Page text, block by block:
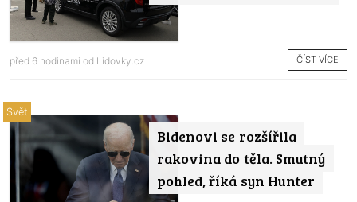
před 6 hodinami od Lidovky.cz ČÍST VÍCE
Bidenovi se rozšířila
rakovina do těla. Smutný
pohled, říká syn Hunter
Svět